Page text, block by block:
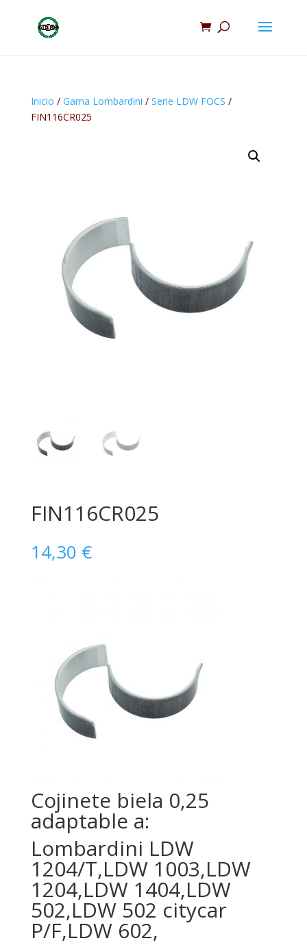
Inicio / Gama Lombardini / Serie LDW FOCS /
FIN116CR025
FIN116CR025
14,30 €
Cojinete biela 0,25
adaptable a:
Lombardini LDW
1204/T,LDW 1003,LDW
1204,LDW 1404,LDW
502,LDW 502 citycar
P/F,LDW 602,